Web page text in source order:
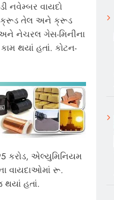
નવેમ્બર વાયદો
ક્રૂડ તેલ અને ક્રૂડ
અને નેચરલ ગેસ-મિનીના
થયાં હતાં. કોટન-
કરોડ, એલ્યુમિનિયમ
વાયદાઓમાં રૂ.
થયાં હતાં.